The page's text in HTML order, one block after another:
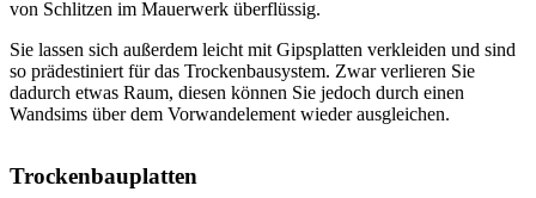
von Schlitzen im Mauerwerk überflüssig.
Sie lassen sich außerdem leicht mit Gipsplatten verkleiden und sind
so prädestiniert für das Trockenbausystem. Zwar verlieren Sie
dadurch etwas Raum, diesen können Sie jedoch durch einen
Wandsims über dem Vorwandelement wieder ausgleichen.
Trockenbauplatten